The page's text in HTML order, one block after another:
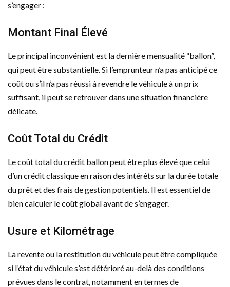
s’engager :
Montant Final Élevé
Le principal inconvénient est la dernière mensualité “ballon”,
qui peut être substantielle. Si l’emprunteur n’a pas anticipé ce
coût ou s’il n’a pas réussi à revendre le véhicule à un prix
suffisant, il peut se retrouver dans une situation financière
délicate.
Coût Total du Crédit
Le coût total du crédit ballon peut être plus élevé que celui
d’un crédit classique en raison des intérêts sur la durée totale
du prêt et des frais de gestion potentiels. Il est essentiel de
bien calculer le coût global avant de s’engager.
Usure et Kilométrage
La revente ou la restitution du véhicule peut être compliquée
si l’état du véhicule s’est détérioré au-delà des conditions
prévues dans le contrat, notamment en termes de